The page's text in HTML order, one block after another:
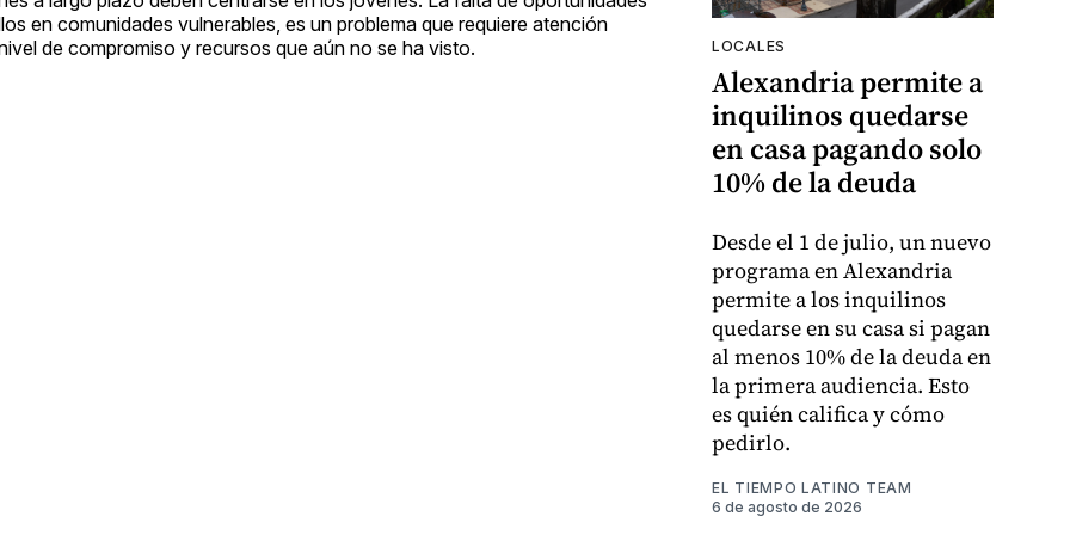
en comunidades vulnerables, es un problema que requiere atención
de compromiso y recursos que aún no se ha visto.
LOCALES
Alexandria permite a
inquilinos quedarse
en casa pagando solo
10% de la deuda
Desde el 1 de julio, un nuevo
programa en Alexandria
permite a los inquilinos
quedarse en su casa si pagan
al menos 10% de la deuda en
la primera audiencia. Esto
es quién califica y cómo
pedirlo.
EL TIEMPO LATINO TEAM
6 de agosto de 2026